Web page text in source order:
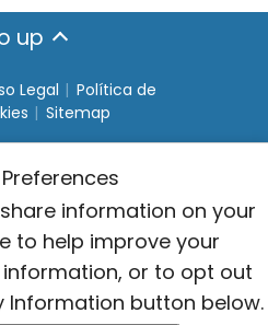
up
Legal
Política de
Sitemap
information on your
to help improve your
information, or to opt out
Information button below.